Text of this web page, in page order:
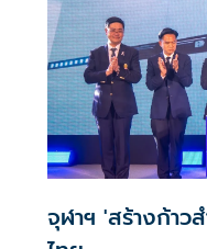
จุฬาฯ 'สร้างก้า